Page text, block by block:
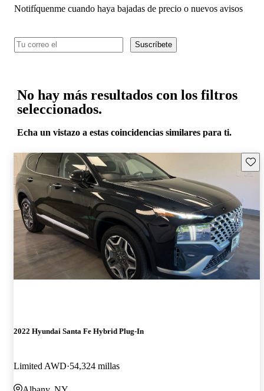
Notifíquenme cuando haya bajadas de precio o nuevos avisos
Suscríbete
No hay más resultados con los filtros
seleccionados.
Echa un vistazo a estas coincidencias similares para ti.
2022 Hyundai Santa Fe Hybrid Plug-In
Limited AWD 54,324 millas